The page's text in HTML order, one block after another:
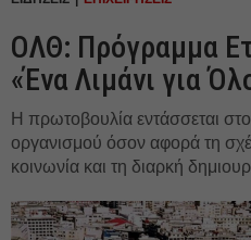
ΟΛΘ: Πρόγραμμα
«Ένα Λιμάνι για
Η πρωτοβουλία εντάσσεται
οργανισμού όσον αφορά τη
κοινωνία και τη διαρκή